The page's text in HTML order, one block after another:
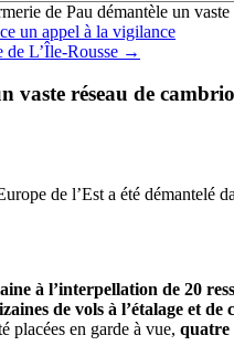
de Pau démantèle un
un appel à la vigilance
de L’Île-Rousse →
vaste réseau de
de l’Est a été démantelé
à l’interpellation de 20
de vols à l’étalage et
placées en garde à vue, quatre